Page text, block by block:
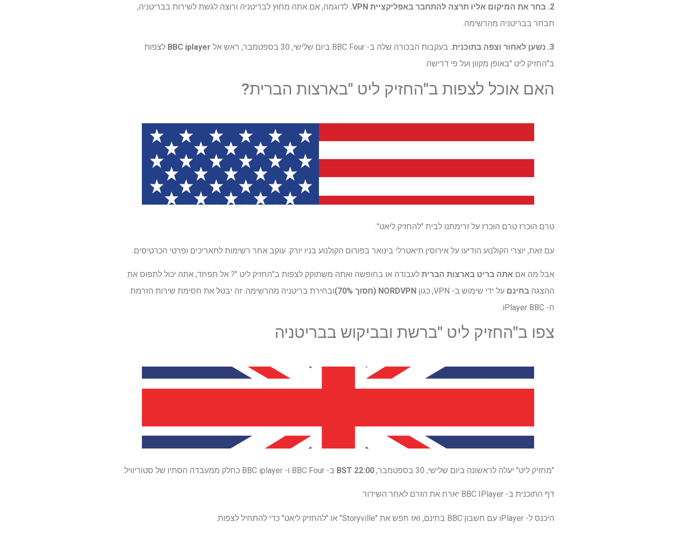
2. בחר את המיקום אליו תרצה להתחבר באפליקציית VPN.
לדוגמה, אם אתה מחוץ לבריטניה ורוצה לגשת לשירות בבריטניה,
תבחר בבריטניה מהרשימה.
3. נשען לאחור וצפה בתוכנית. בעקבות הבכורה שלה ב- BBC Four ביום שלישי, 30 בספטמבר, ראש אל BBC iplayer לצפות
ב"החזיק ליט "באופן מקוון ועל פי דרישה.
האם אוכל לצפות ב"החזיק ליט "בארצות הברית?
טרם הוכרז טרם הוכרז על זרימתנו לבית "להחזיק ליאט".
עם זאת, יוצרי הקולנוע הודיעו על אירוסין תיאטרלי בינואר בפורום הקולנוע בניו יורק. עוקב אחר רשימות לתאריכים ופרטי הכרטיסים.
אבל מה אם אתה בריט בארצות הברית לעבודה או בחופשה ואתה משתוקק לצפות ב"החזיק ליט "? אל תפחד, אתה יכול לתפוס את
ההצגה בחינם על ידי שימוש ב- VPN, כגון NORDVPN (חסוך 70%)
ובחירת בריטניה מהרשימה. זה יבטל את חסימת שירות הזרמת
ה- iPlayer BBC.
צפו ב"החזיק ליט "ברשת ובביקוש בבריטניה
"מחזיק ליט" יעלה לראשונה ביום שלישי, 30 בספטמבר, 22:00 BST ב- BBC Four ו- BBC iplayer כחלק ממעבדה הסתיו של סטוריוויל.
דף התוכנית ב- BBC IPlayer יארח את הזרם לאחר השידור.
היכנס ל- iPlayer עם חשבון BBC בחינם, ואז חפש את "Storyville" או "להחזיק ליאט" כדי להתחיל לצפות.